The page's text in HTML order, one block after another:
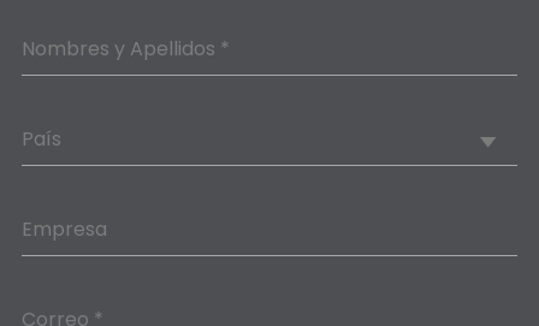
Nombres y Apellidos *
País
Empresa
Correo *